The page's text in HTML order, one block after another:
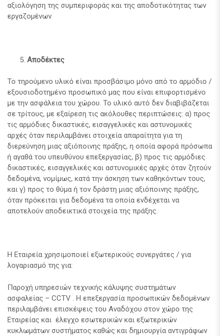
αξιολόγηση της συμπεριφοράς και της αποδοτικότητας των
εργαζομένων
Αποδέκτες
Το τηρούμενο υλικό είναι προσβάσιμο μόνο από το αρμόδιο /
εξουσιοδοτημένο προσωπικό μας που είναι επιφορτισμένο
με την ασφάλεια του χώρου. Το υλικό αυτό δεν διαβιβάζεται
σε τρίτους, με εξαίρεση τις ακόλουθες περιπτώσεις: α) προς
τις αρμόδιες δικαστικές, εισαγγελικές και αστυνομικές
αρχές όταν περιλαμβάνει στοιχεία απαραίτητα για τη
διερεύνηση μιας αξιόποινης πράξης, η οποία αφορά πρόσωπα
ή αγαθά του υπευθύνου επεξεργασίας, β) προς τις αρμόδιες
δικαστικές, εισαγγελικές και αστυνομικές αρχές όταν ζητούν
δεδομένα, νομίμως, κατά την άσκηση των καθηκόντων τους,
και γ) προς το θύμα ή τον δράστη μιας αξιόποινης πράξης,
όταν πρόκειται για δεδομένα τα οποία ενδέχεται να
αποτελούν αποδεικτικά στοιχεία της πράξης.
Η Εταιρεία χρησιμοποιεί εξωτερικούς συνεργάτες / για
λογαριασμό της για:
Παροχή υπηρεσιών τεχνικής κάλυψης συστημάτων
ασφαλείας – CCTV . H επεξεργασία προσωπικών δεδομένων
περιλαμβάνει επισκέψεις του Αναδόχου στον χώρο της
Εταιρείας και έλεγχο εσωτερικών και εξωτερικών
κυκλωμάτων συστήματος καθώς και δημιουργία αντιγράφων